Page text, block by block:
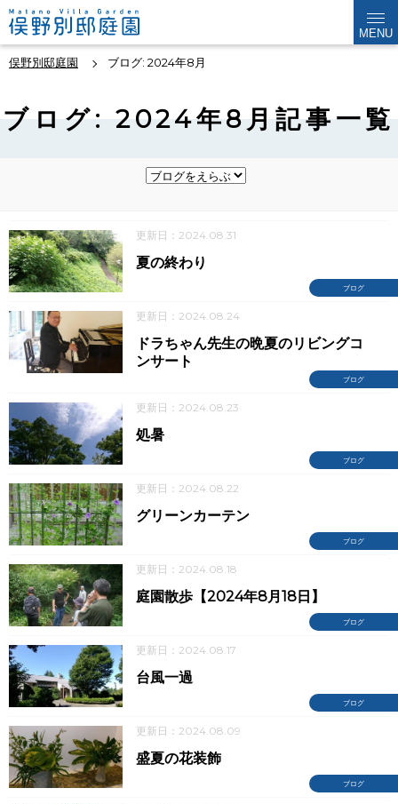
MENU
俣野別邸庭園 ブログ: 2024年8月
ブログ: 2024年8月記事一覧
更新日：2024.08.31
ブログ
夏の終わり
更新日：2024.08.24
ブログ
ドラちゃん先生の晩夏のリビングコ
ンサート
更新日：2024.08.23
ブログ
処暑
更新日：2024.08.22
ブログ
グリーンカーテン
更新日：2024.08.18
ブログ
庭園散歩【2024年8月18日】
更新日：2024.08.17
ブログ
台風一過
更新日：2024.08.09
ブログ
盛夏の花装飾